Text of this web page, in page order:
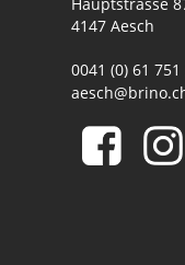
4147 Aesch
0041 (0) 61